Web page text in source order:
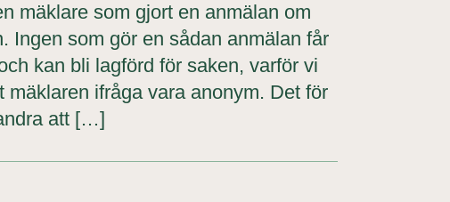
mäklare som gjort en anmälan om
Ingen som gör en sådan anmälan får
kan bli lagförd för saken, varför vi
mäklaren ifråga vara anonym. Det för
att […]